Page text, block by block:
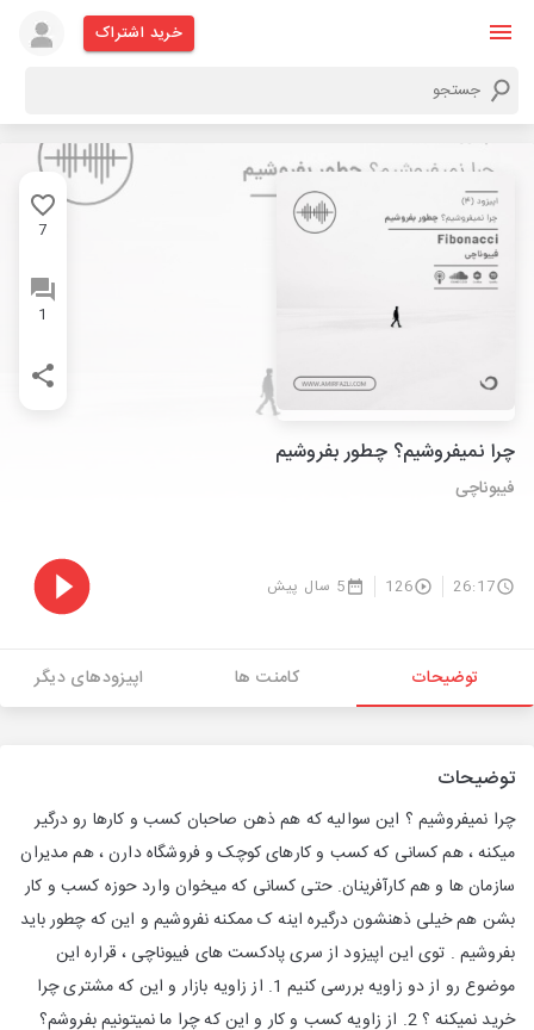
خرید اشتراک
7
1
چرا نمیفروشیم؟ چطور بفروشیم
فیبوناچی
26:17
126 5 سال پیش
توضیحات کامنت ها اپیزودهای دیگر
توضیحات
چرا نمیفروشیم ؟ این سوالیه که هم ذهن صاحبان کسب و کارها رو درگیر
میکنه ، هم کسانی که کسب و کارهای کوچک و فروشگاه دارن ، هم مدیران
سازمان ها و هم کارآفرینان. حتی کسانی که میخوان وارد حوزه کسب و کار
بشن هم خیلی ذهنشون درگیره اینه ک ممکنه نفروشیم و این که چطور باید
بفروشیم . توی این اپیزود از سری پادکست های فیبوناچی ، قراره این
موضوع رو از دو زاویه بررسی کنیم 1. از زاویه بازار و این که مشتری چرا
خرید نمیکنه ؟ 2. از زاویه کسب و کار و این که چرا ما نمیتونیم بفروشم؟